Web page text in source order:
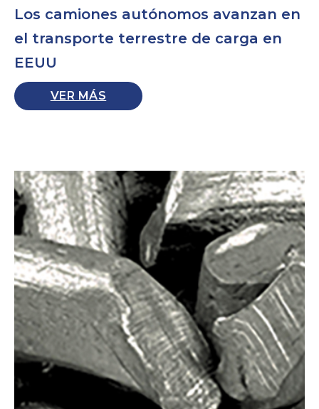
Los camiones autónomos avanzan en
el transporte terrestre de carga en
EEUU
VER MÁS